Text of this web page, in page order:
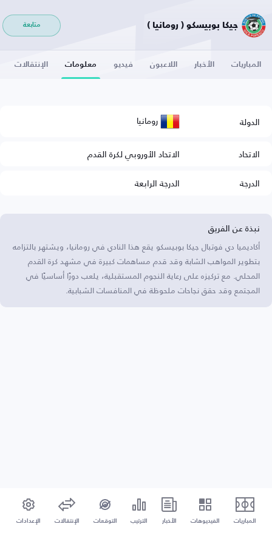
جيكا بوبيسكو ( رومانيا ) متابعة
المباريات الأخبار اللاعبون فيديو معلومات الإنتقالات
الدولة رومانيا
الاتحاد
الاتحاد الأوروبي لكرة القدم
الدرجة
الدرجة الرابعة
نبذة عن الفريق
أكاديميا دي فوتبال جيكا بوبيسكو يقع هذا النادي في رومانيا، ويشتهر بالتزامه
بتطوير المواهب الشابة وقد قدم مساهمات كبيرة في مشهد كرة القدم
المحلي. مع تركيزه على رعاية النجوم المستقبلية، يلعب دورًا أساسيًا في
المجتمع وقد حقق نجاحات ملحوظة في المنافسات الشبابية.
المباريات الفيديوهات الأخبار الترتيب التوقعات الإنتقالات الإعدادات